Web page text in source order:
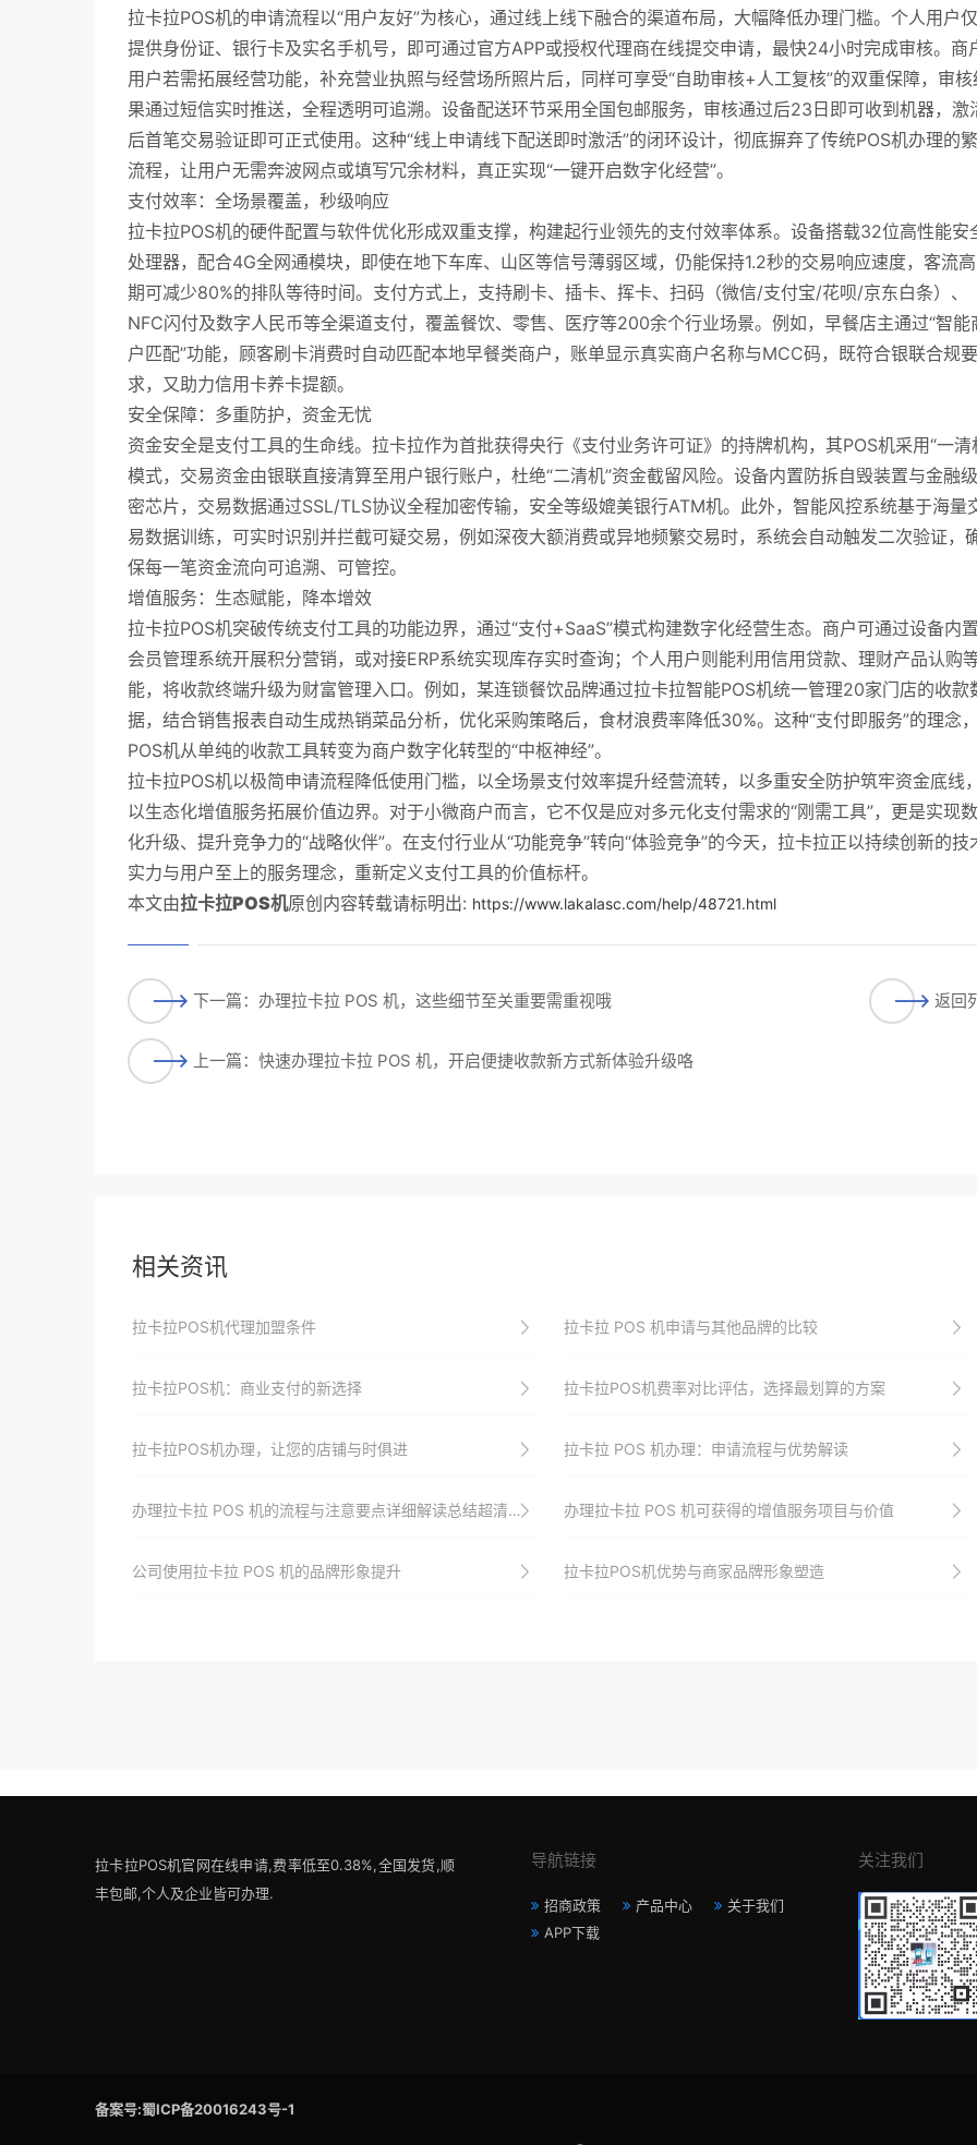
拉卡拉POS机的申请流程以“用户友好”为核心，通过线上线下融合的渠道布局，大幅降低办理门槛。个人用户
提供身份证、银行卡及实名手机号，即可通过官方APP或授权代理商在线提交申请，最快24小时完成审核。商
用户若需拓展经营功能，补充营业执照与经营场所照片后，同样可享受“自助审核+人工复核”的双重保障，审核
果通过短信实时推送，全程透明可追溯。设备配送环节采用全国包邮服务，审核通过后23日即可收到机器，激
后首笔交易验证即可正式使用。这种“线上申请线下配送即时激活”的闭环设计，彻底摒弃了传统POS机办理的
流程，让用户无需奔波网点或填写冗余材料，真正实现“一键开启数字化经营”。
支付效率：全场景覆盖，秒级响应
拉卡拉POS机的硬件配置与软件优化形成双重支撑，构建起行业领先的支付效率体系。设备搭载32位高性能安
处理器，配合4G全网通模块，即使在地下车库、山区等信号薄弱区域，仍能保持1.2秒的交易响应速度，客流
期可减少80%的排队等待时间。支付方式上，支持刷卡、插卡、挥卡、扫码（微信/支付宝/花呗/京东白条）、
NFC闪付及数字人民币等全渠道支付，覆盖餐饮、零售、医疗等200余个行业场景。例如，早餐店主通过“智能
户匹配”功能，顾客刷卡消费时自动匹配本地早餐类商户，账单显示真实商户名称与MCC码，既符合银联合规要
求，又助力信用卡养卡提额。
安全保障：多重防护，资金无忧
资金安全是支付工具的生命线。拉卡拉作为首批获得央行《支付业务许可证》的持牌机构，其POS机采用“一清
模式，交易资金由银联直接清算至用户银行账户，杜绝“二清机”资金截留风险。设备内置防拆自毁装置与金融
密芯片，交易数据通过SSL/TLS协议全程加密传输，安全等级媲美银行ATM机。此外，智能风控系统基于海量
易数据训练，可实时识别并拦截可疑交易，例如深夜大额消费或异地频繁交易时，系统会自动触发二次验证，
保每一笔资金流向可追溯、可管控。
增值服务：生态赋能，降本增效
拉卡拉POS机突破传统支付工具的功能边界，通过“支付+SaaS”模式构建数字化经营生态。商户可通过设备内
会员管理系统开展积分营销，或对接ERP系统实现库存实时查询；个人用户则能利用信用贷款、理财产品认购
能，将收款终端升级为财富管理入口。例如，某连锁餐饮品牌通过拉卡拉智能POS机统一管理20家门店的收款
据，结合销售报表自动生成热销菜品分析，优化采购策略后，食材浪费率降低30%。这种“支付即服务”的理念
POS机从单纯的收款工具转变为商户数字化转型的“中枢神经”。
拉卡拉POS机以极简申请流程降低使用门槛，以全场景支付效率提升经营流转，以多重安全防护筑牢资金底线，
以生态化增值服务拓展价值边界。对于小微商户而言，它不仅是应对多元化支付需求的“刚需工具”，更是实现
化升级、提升竞争力的“战略伙伴”。在支付行业从“功能竞争”转向“体验竞争”的今天，拉卡拉正以持续创新的技
实力与用户至上的服务理念，重新定义支付工具的价值标杆。
本文由拉卡拉POS机原创内容转载请标明出: https://www.lakalasc.com/help/48721.html
下一篇：办理拉卡拉 POS 机，这些细节至关重要需重视哦
上一篇：快速办理拉卡拉 POS 机，开启便捷收款新方式新体验升级咯
返回
相关资讯
拉卡拉POS机代理加盟条件 拉卡拉 POS 机申请与其他品牌的比较
拉卡拉POS机：商业支付的新选择 拉卡拉POS机费率对比评估，选择最划算的方案
拉卡拉POS机办理，让您的店铺与时俱进 拉卡拉 POS 机办理：申请流程与优势解读
办理拉卡拉 POS 机的流程与注意要点详细解读总结超清晰 办理拉卡拉 POS 机可获得的增值服务项目与价值
公司使用拉卡拉 POS 机的品牌形象提升 拉卡拉POS机优势与商家品牌形象塑造
拉卡拉POS机官网在线申请,费率低至0.38%,全国发货,顺
丰包邮,个人及企业皆可办理.
导航链接
招商政策 产品中心
关于我们
APP下载
关注我们
备案号:蜀ICP备20016243号-1